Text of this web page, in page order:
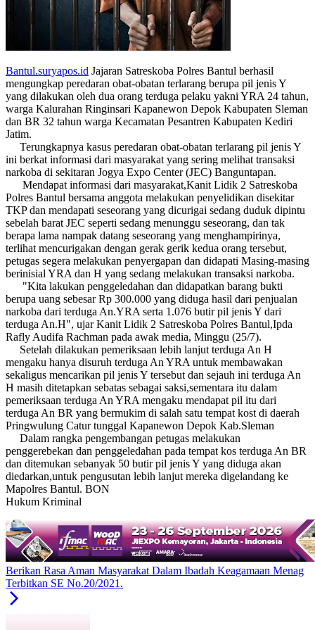
Bantul.suryapos.id Jajaran Satreskoba Polres Bantul berhasil
mengungkap peredaran obat-obatan terlarang berupa pil jenis Y
yang dilakukan oleh dua orang terduga pelaku yakni YRA 24 tahun,
warga Kalurahan Ringinsari Kapanewon Depok Kabupaten Sleman
dan BR 32 tahun warga Kecamatan Pesantren Kabupaten Kediri
Jatim.
Terungkapnya kasus peredaran obat-obatan terlarang pil jenis Y
ini berkat informasi dari masyarakat yang sering melihat transaksi
narkoba di sekitaran Jogya Expo Center (JEC) Banguntapan.
Mendapat informasi dari masyarakat,Kanit Lidik 2 Satreskoba
Polres Bantul bersama anggota melakukan penyelidikan disekitar
TKP dan mendapati seseorang yang dicurigai sedang duduk dipintu
sebelah barat JEC seperti sedang menunggu seseorang, dan tak
berapa lama nampak datang seseorang yang menghampirinya,
terlihat mencurigakan dengan gerak gerik kedua orang tersebut,
petugas segera melakukan penyergapan dan didapati Masing-masing
berinisial YRA dan H yang sedang melakukan transaksi narkoba.
"Kita lakukan penggeledahan dan didapatkan barang bukti
berupa uang sebesar Rp 300.000 yang diduga hasil dari penjualan
narkoba dari terduga An.YRA serta 1.076 butir pil jenis Y dari
terduga An.H", ujar Kanit Lidik 2 Satreskoba Polres Bantul,Ipda
Rafly Audifa Rachman pada awak media, Minggu (25/7).
Setelah dilakukan pemeriksaan lebih lanjut terduga An H
mengaku hanya disuruh terduga An YRA untuk membawakan
sekaligus mencarikan pil jenis Y tersebut dan sejauh ini terduga An
H masih ditetapkan sebatas sebagai saksi,sementara itu dalam
pemeriksaan terduga An YRA mengaku mendapat pil itu dari
terduga An BR yang bermukim di salah satu tempat kost di daerah
Pringwulung Catur tunggal Kapanewon Depok Kab.Sleman
Dalam rangka pengembangan petugas melakukan
penggerebekan dan penggeledahan pada tempat kos terduga An BR
dan ditemukan sebanyak 50 butir pil jenis Y yang diduga akan
diedarkan,untuk pengusutan lebih lanjut mereka digelandang ke
Mapolres Bantul. BON
Hukum Kriminal
Berikan Rasa Aman Masyarakat Dalam Ibadah Keagamaan Menag
Terbitkan SE No.20/2021.